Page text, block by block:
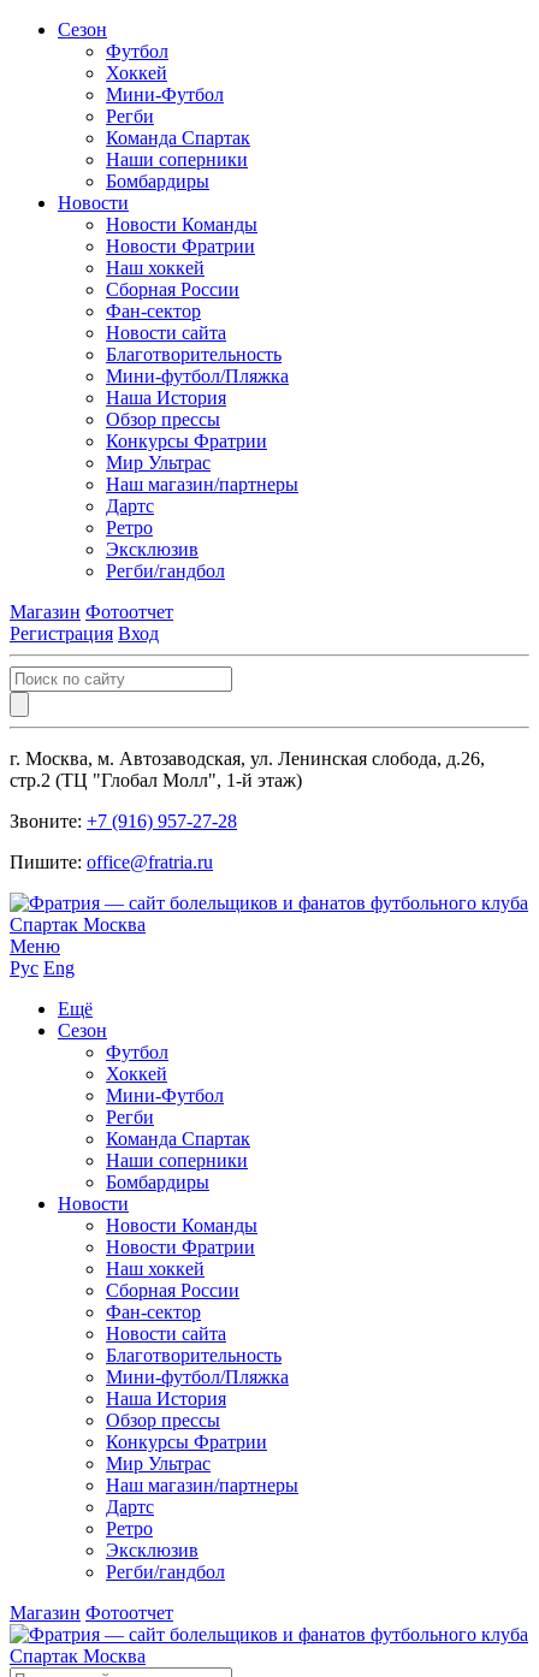
Сезон
Футбол
Хоккей
Мини-Футбол
Регби
Команда Спартак
Наши соперники
Бомбардиры
Новости
Новости Команды
Новости Фратрии
Наш хоккей
Сборная России
Фан-cектор
Новости сайта
Благотворительность
Мини-футбол/Пляжка
Наша История
Обзор прессы
Конкурсы Фратрии
Мир Ультрас
Наш магазин/партнеры
Дартс
Ретро
Эксклюзив
Регби/гандбол
Магазин Фотоотчет
Регистрация Вход
г. Москва, м. Автозаводская, ул. Ленинская слобода, д.26,
стр.2 (ТЦ "Глобал Молл", 1-й этаж)
Звоните: +7 (916) 957-27-28
Пишите: office@fratria.ru
Меню
Рус Eng
Ещё
Сезон
Футбол
Хоккей
Мини-Футбол
Регби
Команда Спартак
Наши соперники
Бомбардиры
Новости
Новости Команды
Новости Фратрии
Наш хоккей
Сборная России
Фан-cектор
Новости сайта
Благотворительность
Мини-футбол/Пляжка
Наша История
Обзор прессы
Конкурсы Фратрии
Мир Ультрас
Наш магазин/партнеры
Дартс
Ретро
Эксклюзив
Регби/гандбол
Магазин Фотоотчет